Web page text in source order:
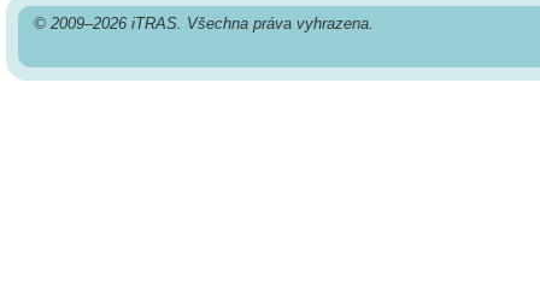
© 2009–2026 iTRAS. Všechna práva vyhrazena.